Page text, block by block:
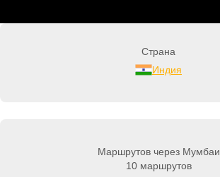
Страна
Индия
Маршрутов через Мумбаи
10 маршрутов